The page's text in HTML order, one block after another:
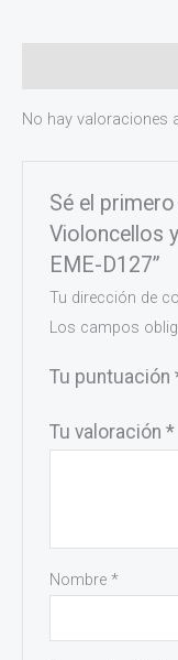
No hay valoraciones
Sé el
Violoncellos
EME-D127”
Tu dirección de
Los campos
Tu puntuación
Tu valoración*
Nombre*